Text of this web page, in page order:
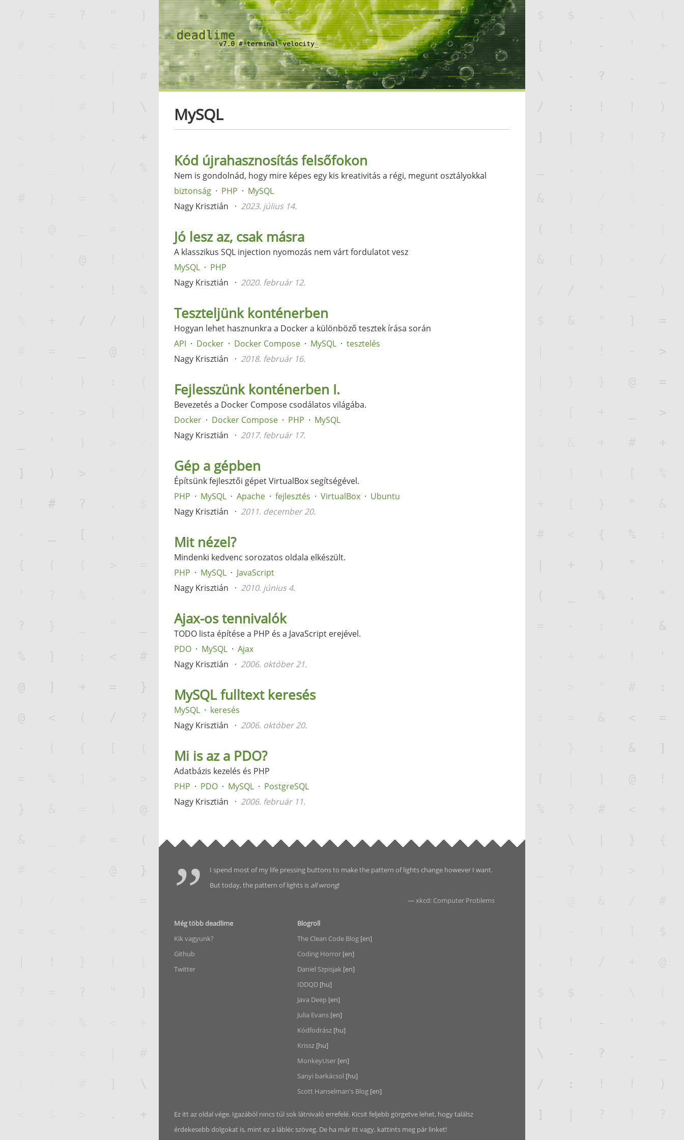
MySQL
Kód újrahasznosítás felsőfokon
Nem is gondolnád, hogy mire képes egy kis kreativitás a régi, megunt osztályokkal
biztonság
PHP
MySQL
Nagy Krisztián
2023. július 14.
Jó lesz az, csak másra
A klasszikus SQL injection nyomozás nem várt fordulatot vesz
MySQL
PHP
Nagy Krisztián
2020. február 12.
Teszteljünk konténerben
Hogyan lehet hasznunkra a Docker a különböző tesztek írása során
API
Docker Docker Compose MySQL
tesztelés
Nagy Krisztián
2018. február 16.
Fejlesszünk konténerben I.
Bevezetés a Docker Compose csodálatos világába.
Docker
Docker Compose PHP
MySQL
Nagy Krisztián
2017. február 17.
Gép a gépben
Építsünk fejlesztői gépet VirtualBox segítségével.
PHP
MySQL Apache fejlesztés VirtualBox
Ubuntu
Nagy Krisztián
2011. december 20.
Mit nézel?
Mindenki kedvenc sorozatos oldala elkészült.
PHP
MySQL
JavaScript
Nagy Krisztián
2010. június 4.
Ajax-os tennivalók
TODO lista építése a PHP és a JavaScript erejével.
PDO
MySQL
Ajax
Nagy Krisztián
2006. október 21.
MySQL fulltext keresés
MySQL
keresés
Nagy Krisztián
2006. október 20.
Mi is az a PDO?
Adatbázis kezelés és PHP
PHP
PDO MySQL
PostgreSQL
Nagy Krisztián
2006. február 11.
I spend most of my life pressing buttons to make the pattern of lights change however I want.
But today, the pattern of lights is all wrong!
—xkcd: Computer Problems
Még több deadlime
Kik vagyunk?
Github
Twitter
Blogroll
The Clean Code Blog [en]
Coding Horror [en]
Daniel Szpisjak [en]
IDDQD [hu]
Java Deep [en]
Julia Evans [en]
Kódfodrász [hu]
Krissz [hu]
MonkeyUser [en]
Sanyi barkácsol [hu]
Scott Hanselman's Blog [en]
Ez itt az oldal vége. Igazából nincs túl sok látnivaló errefelé. Kicsit feljebb görgetve lehet, hogy találsz
érdekesebb dolgokat is, mint ez a lábléc szöveg. De ha már itt vagy, kattints meg pár linket!